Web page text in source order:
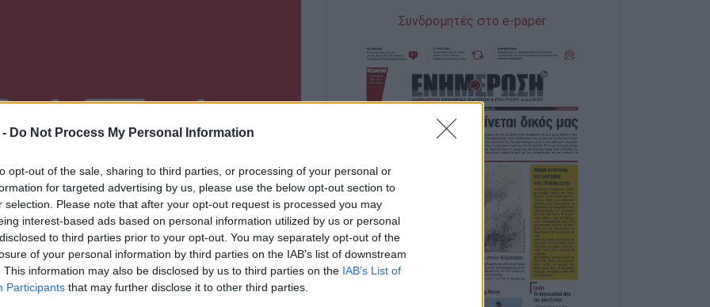
Do Not Process My Personal Information
opt-out of the sale, sharing to third parties, or processing of your personal or
for targeted advertising by us, please use the below opt-out section to
selection. Please note that after your opt-out request is processed you may
interest-based ads based on personal information utilized by us or personal
to third parties prior to your opt-out. You may separately opt-out of the
of your personal information by third parties on the IAB’s list of downstream
This information may also be disclosed by us to third parties on the IAB’s List of
Participants that may further disclose it to other third parties.
Συνδρομητές στο e-paper